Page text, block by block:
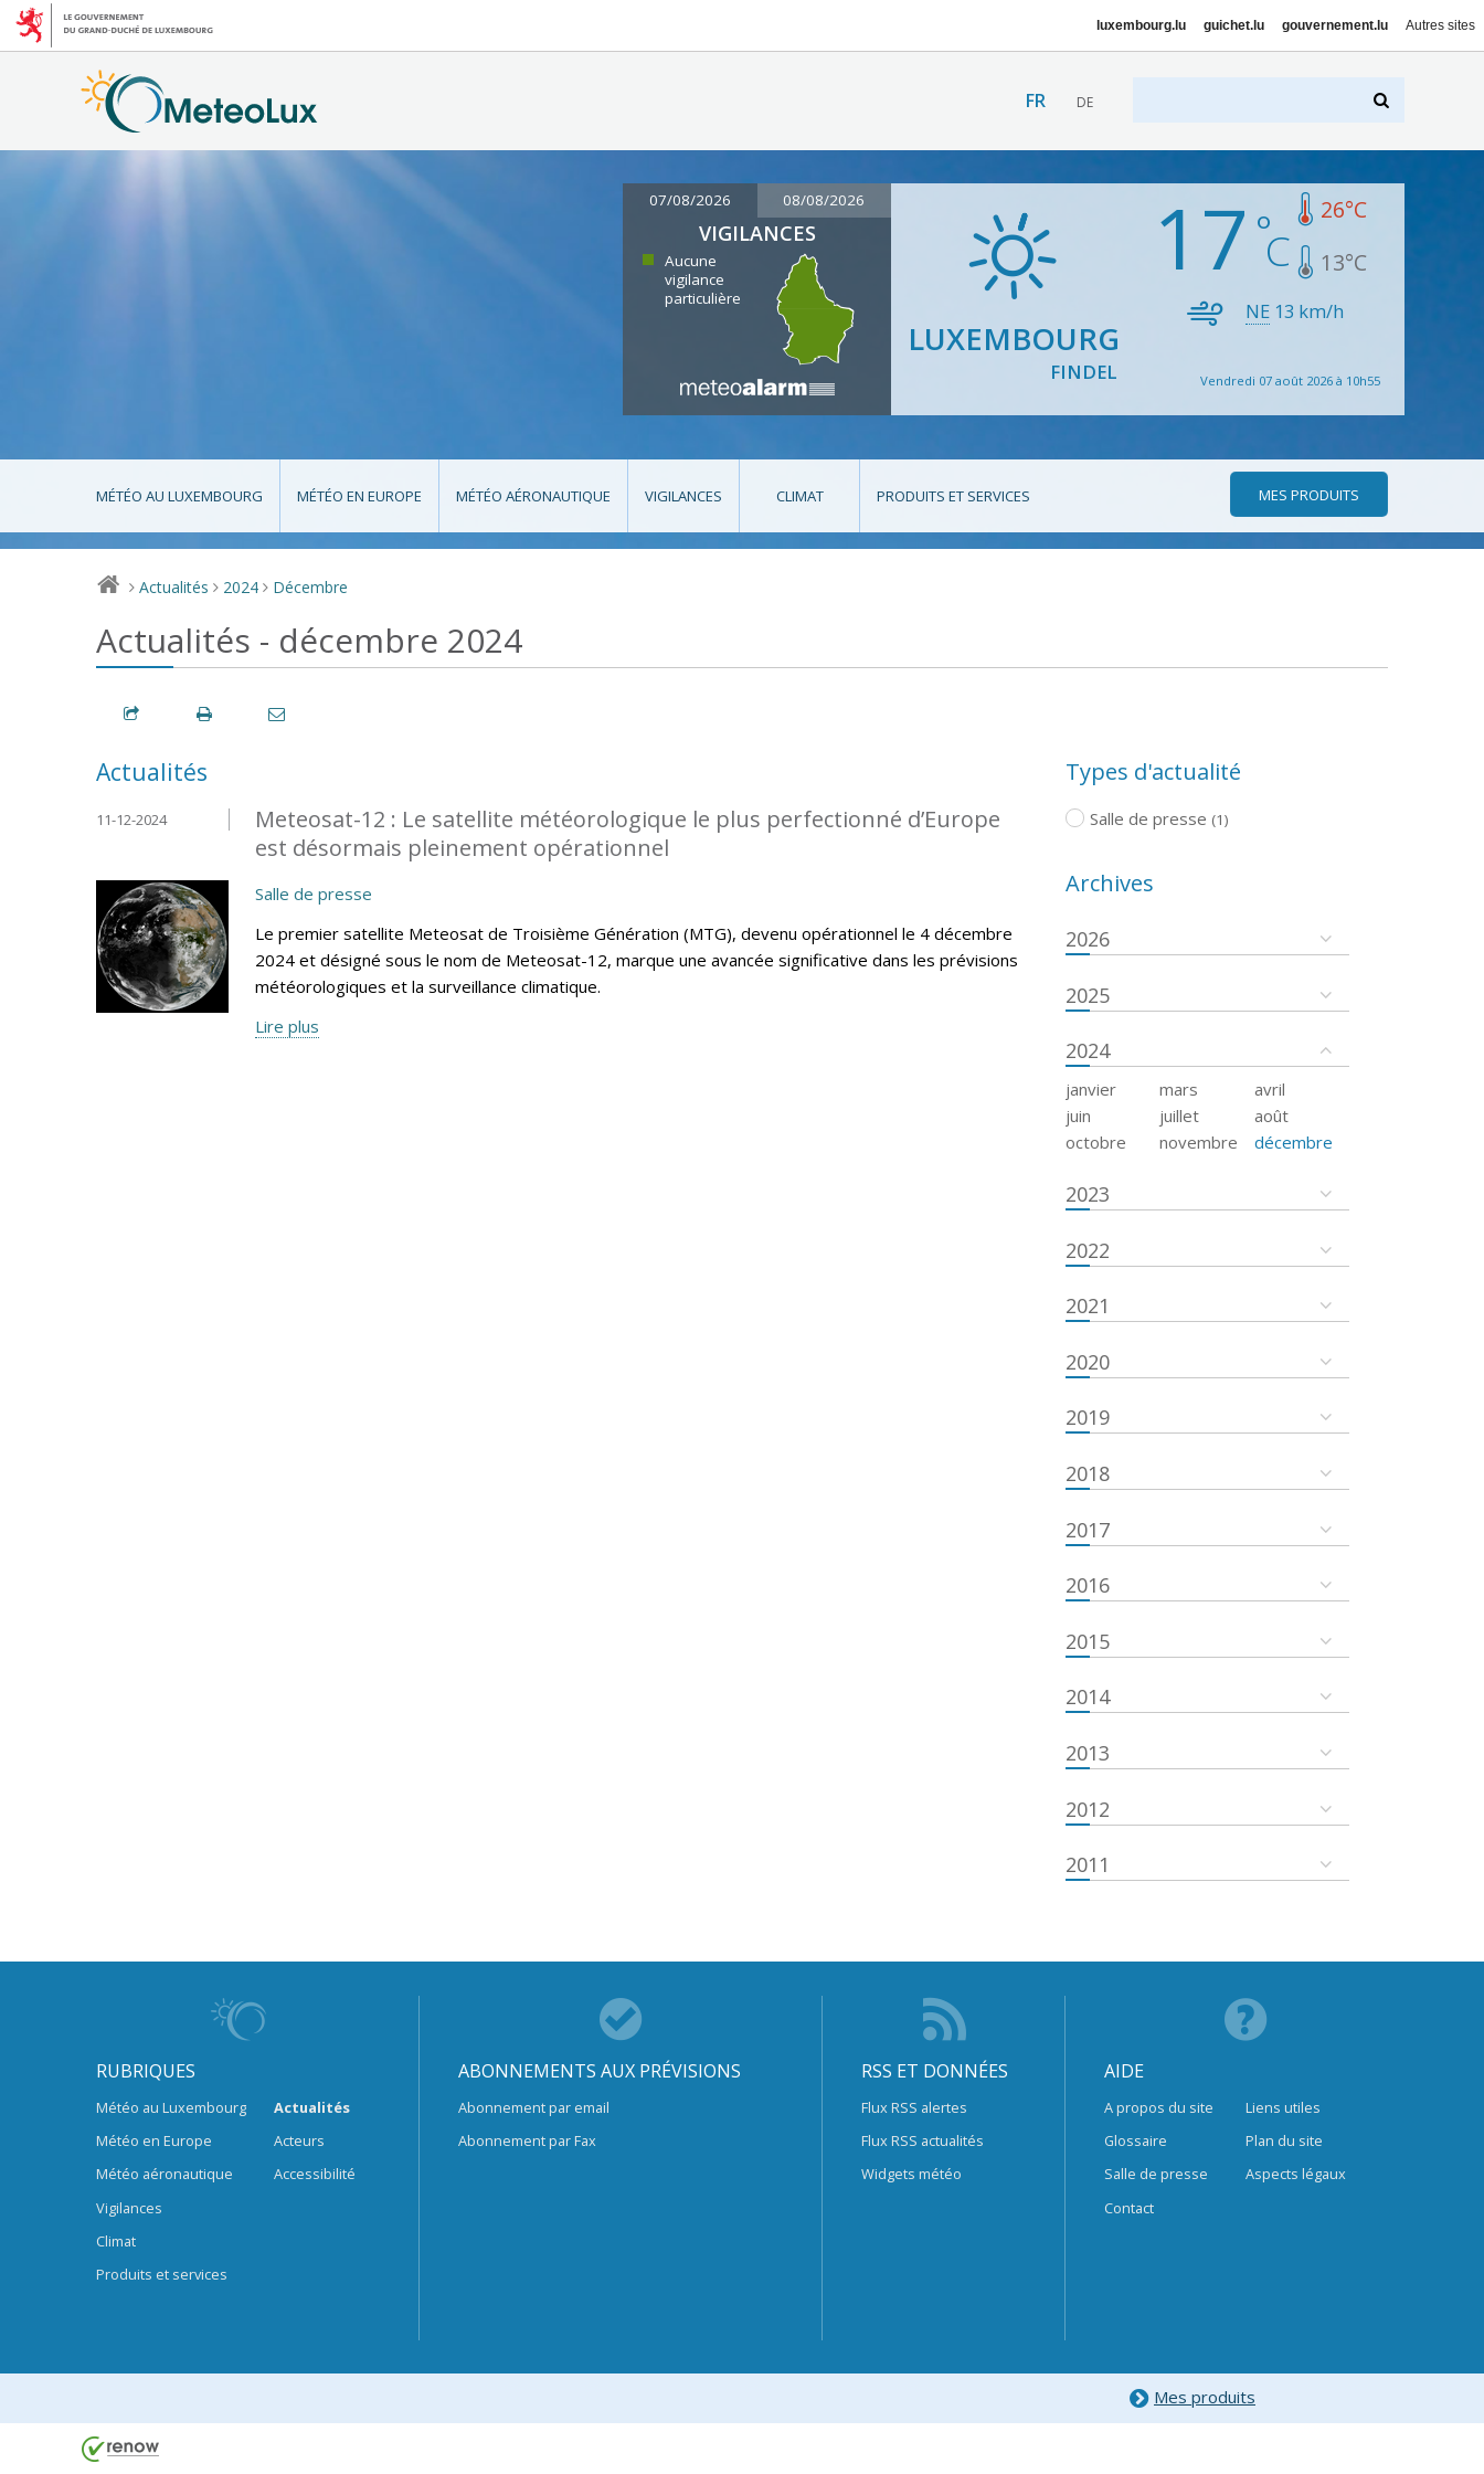
luxembourg.lu guichet.lu gouvernement.lu Autres sites
FR DE
07/08/2026 08/08/2026
VIGILANCES
Aucune
vigilance
particulière
LUXEMBOURG
FINDEL
17 26°C
13°C
NE 13 km/h
Vendredi 07 août 2026 à 10h55
MÉTÉO AU LUXEMBOURG MÉTÉO EN EUROPE MÉTÉO AÉRONAUTIQUE VIGILANCES CLIMAT PRODUITS ET SERVICES MES PRODUITS
> Actualités > 2024 > Décembre
Actualités - décembre 2024
Actualités
Meteosat-12 : Le satellite météorologique le plus perfectionné d’Europe
est désormais pleinement opérationnel
11-12-2024
Salle de presse
Le premier satellite Meteosat de Troisième Génération (MTG), devenu opérationnel le 4 décembre
2024 et désigné sous le nom de Meteosat-12, marque une avancée significative dans les prévisions
météorologiques et la surveillance climatique.
Lire plus
Types d'actualité
Salle de presse (1)
Archives
2026
2025
2024
janvier mars
avril
juin
juillet
août
octobre
novembre décembre
2023
2022
2021
2020
2019
2018
2017
2016
2015
2014
2013
2012
2011
RUBRIQUES
Météo au Luxembourg
Météo en Europe
Météo aéronautique
Vigilances
Climat
Produits et services
Actualités
Acteurs
Accessibilité
ABONNEMENTS AUX PRÉVISIONS
Abonnement par email
Abonnement par Fax
RSS ET DONNÉES
Flux RSS alertes
Flux RSS actualités
Widgets météo
AIDE
A propos du site
Glossaire
Salle de presse
Contact
Liens utiles
Plan du site
Aspects légaux
Mes produits